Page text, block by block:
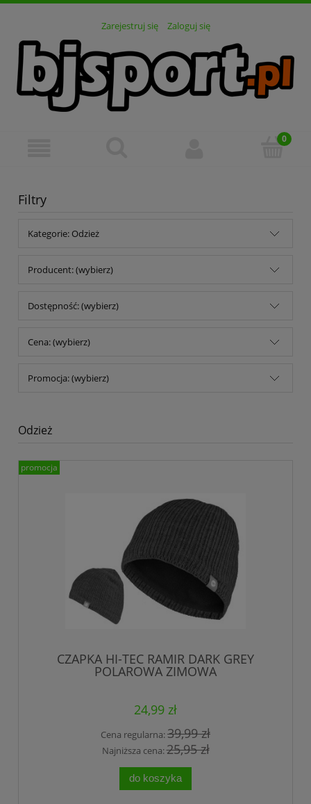
Zarejestruj się Zaloguj się
Filtry
Kategorie: Odzież
Producent: (wybierz)
Dostępność: (wybierz)
Cena: (wybierz)
Promocja: (wybierz)
Odzież
CZAPKA HI-TEC RAMIR DARK GREY
POLAROWA ZIMOWA
24,99 zł
Cena regularna:39,99 zł
Najniższa cena:25,95 zł
do koszyka
promocja